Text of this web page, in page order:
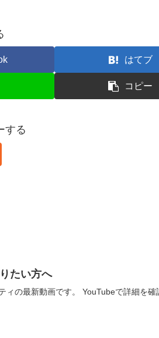
はてブ
コピー
する
たい方へ
ィの最新動画です。 YouTubeで詳細を確